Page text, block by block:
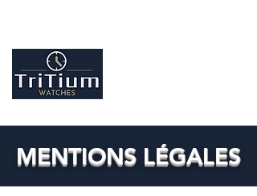
MENTIONS LÉGALES